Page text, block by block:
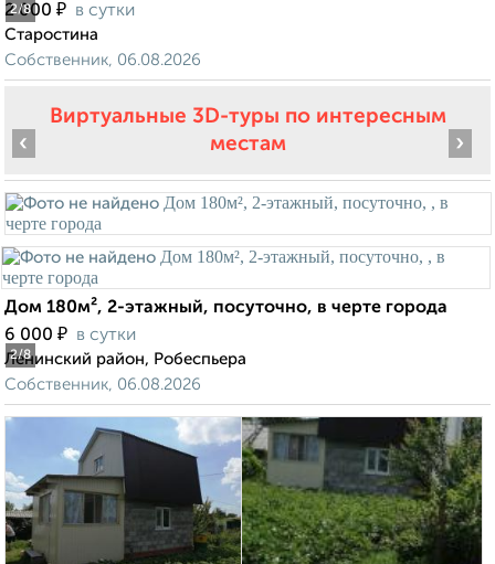
2/8
2 000 ₽ в сутки
Старостина
Собственник, 06.08.2026
Виртуальные 3D-туры по интересным
местам
2/8
‹ ›
Дом 180м², 2-этажный, посуточно, в черте города
6 000 ₽ в сутки
Ленинский район, Робеспьера
Собственник, 06.08.2026